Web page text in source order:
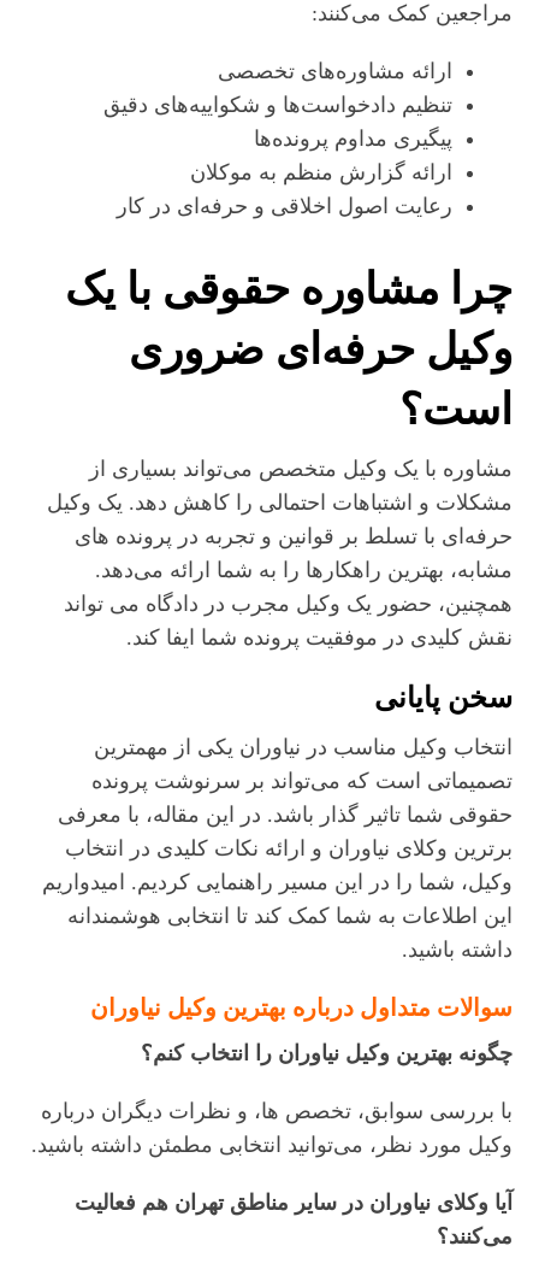
مراجعین کمک می‌کنند:
ارائه مشاوره‌های تخصصی
تنظیم دادخواست‌ها و شکواییه‌های دقیق
پیگیری مداوم پرونده‌ها
ارائه گزارش منظم به موکلان
رعایت اصول اخلاقی و حرفه‌ای در کار
چرا مشاوره حقوقی با یک
وکیل حرفه‌ای ضروری
است؟
مشاوره با یک وکیل متخصص می‌تواند بسیاری از
مشکلات و اشتباهات احتمالی را کاهش دهد. یک وکیل
حرفه‌ای با تسلط بر قوانین و تجربه در پرونده‌ های
مشابه، بهترین راهکارها را به شما ارائه می‌دهد.
همچنین، حضور یک وکیل مجرب در دادگاه می‌ تواند
نقش کلیدی در موفقیت پرونده شما ایفا کند.
سخن پایانی
انتخاب وکیل مناسب در نیاوران یکی از مهمترین
تصمیماتی است که می‌تواند بر سرنوشت پرونده
حقوقی شما تاثیر گذار باشد. در این مقاله، با معرفی
برترین وکلای نیاوران و ارائه نکات کلیدی در انتخاب
وکیل، شما را در این مسیر راهنمایی کردیم. امیدواریم
این اطلاعات به شما کمک کند تا انتخابی هوشمندانه
داشته باشید.
سوالات متداول درباره بهترین وکیل نیاوران
چگونه بهترین وکیل نیاوران را انتخاب کنم؟
با بررسی سوابق، تخصص‌ ها، و نظرات دیگران درباره
وکیل مورد نظر، می‌توانید انتخابی مطمئن داشته باشید.
آیا وکلای نیاوران در سایر مناطق تهران هم فعالیت
می‌کنند؟